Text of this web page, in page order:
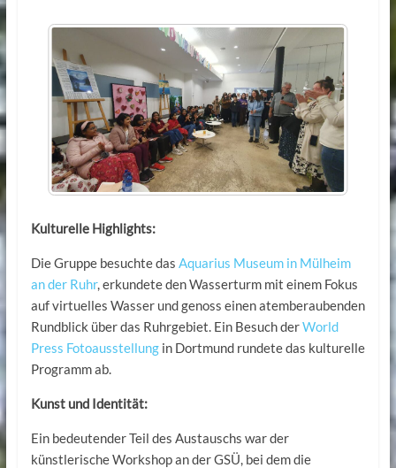
Kulturelle Highlights:
Die Gruppe besuchte das Aquarius Museum in Mülheim
an der Ruhr, erkundete den Wasserturm mit einem Fokus
auf virtuelles Wasser und genoss einen atemberaubenden
Rundblick über das Ruhrgebiet. Ein Besuch derWorld
Press Fotoausstellungin Dortmund rundete das kulturelle
Programm ab.
Kunst und Identität:
Ein bedeutender Teil des Austauschs war der
künstlerische Workshop an der GSÜ, bei dem die